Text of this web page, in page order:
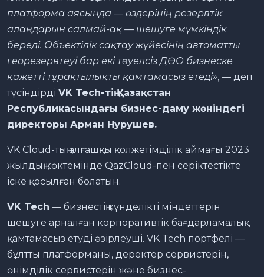
платформа аясында — өздерінің резервтік
алаңдарын салмай-ақ — шешуге мүмкіндік
береді. Объектілік сақтау жүйесінің автоматты
георезервтеуі бар екі тәуелсіз ДӨО бизнеске
қажетті тұрақтылықты қамтамасыз етеді», — деп
түсіндірді VK Tech-тің Қазақстан
Республикасындағы бизнес-даму жөніндегі
директоры Арман Нурушев.
VK Cloud-тың алғашқы қолжетімділік аймағы 2023
жылдың көктемінде QazCloud-пен серіктестікте
іске қосылған болатын.
VK Tech — бизнестің күнделікті міндеттерін
шешуге арналған корпоративтік бағдарламалық
қамтамасыз етуді әзірлеуші. VK Tech портфелі —
бұлтты платформаны, деректер сервистерін,
өнімділік сервистерін және бизнес-